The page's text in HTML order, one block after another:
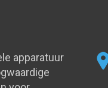
apparatuur